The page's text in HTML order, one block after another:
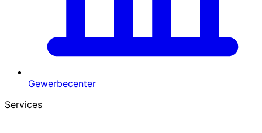
Gewerbecenter
Services